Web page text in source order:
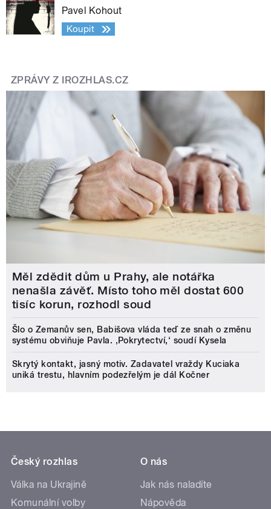
Pavel Kohout
Koupit
ZPRÁVY Z IROZHLAS.CZ
Měl zdědit dům u Prahy, ale notářka
nenašla závěť. Místo toho měl dostat 600
tisíc korun, rozhodl soud
Šlo o Zemanův sen, Babišova vláda teď ze snah o změnu
systému obviňuje Pavla. ‚Pokrytectví,‘ soudí Kysela
Skrytý kontakt, jasný motiv. Zadavatel vraždy Kuciaka
uniká trestu, hlavním podezřelým je dál Kočner
Český rozhlas
Válka na Ukrajině
Komunální volby
O nás
Jak nás naladíte
Nápověda